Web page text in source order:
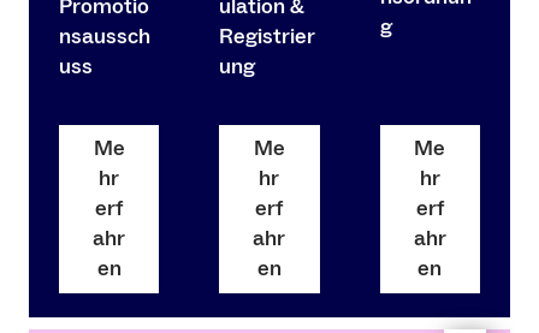
Promotio
nsaussch
uss
Me
hr
erf
ahr
en
ulation &
Registrier
ung
Me
hr
erf
ahr
en
g
Me
hr
erf
ahr
en